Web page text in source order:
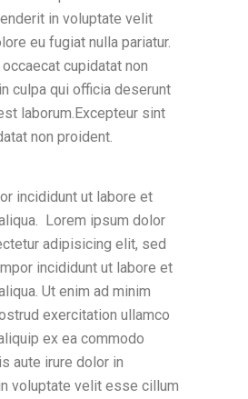
in voluptate velit
eu fugiat nulla pariatur.
cupidatat non
culpa qui officia deserunt
laborum.Excepteur sint
non proident.
incididunt ut labore et
Lorem ipsum dolor
adipisicing elit, sed
incididunt ut labore et
Ut enim ad minim
exercitation ullamco
ex ea commodo
aute irure dolor in
voluptate velit esse cillum